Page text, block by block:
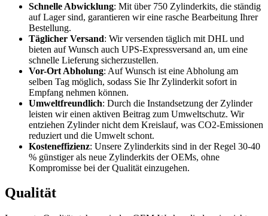
Schnelle Abwicklung: Mit über 750 Zylinderkits, die ständig
auf Lager sind, garantieren wir eine rasche Bearbeitung Ihrer
Bestellung.
Täglicher Versand: Wir versenden täglich mit DHL und
bieten auf Wunsch auch UPS-Expressversand an, um eine
schnelle Lieferung sicherzustellen.
Vor-Ort Abholung: Auf Wunsch ist eine Abholung am
selben Tag möglich, sodass Sie Ihr Zylinderkit sofort in
Empfang nehmen können.
Umweltfreundlich: Durch die Instandsetzung der Zylinder
leisten wir einen aktiven Beitrag zum Umweltschutz. Wir
entziehen Zylinder nicht dem Kreislauf, was CO2-Emissionen
reduziert und die Umwelt schont.
Kosteneffizienz: Unsere Zylinderkits sind in der Regel 30-40
% günstiger als neue Zylinderkits der OEMs, ohne
Kompromisse bei der Qualität einzugehen.
Qualität